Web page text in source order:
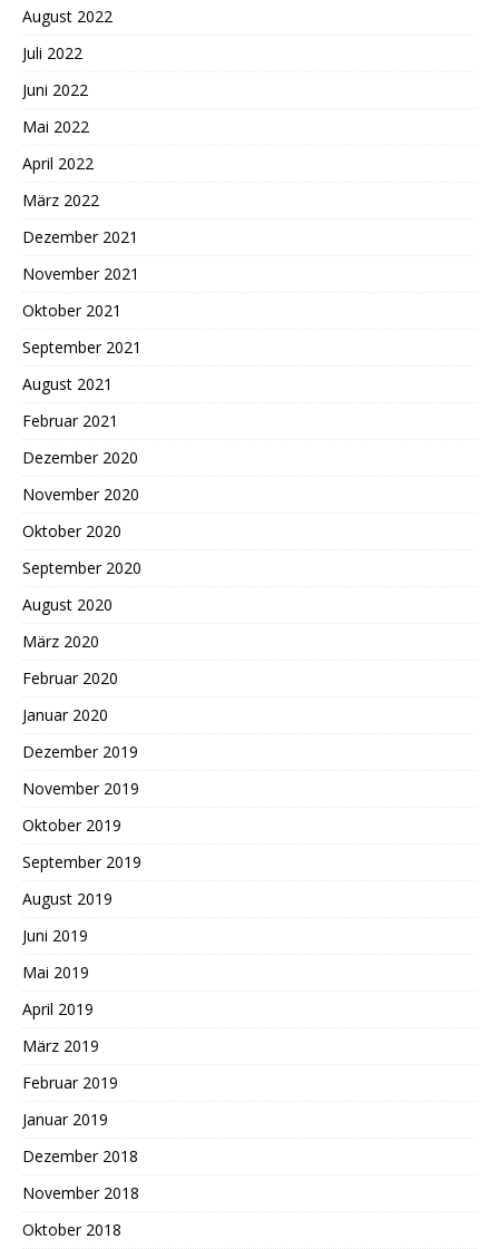
August 2022
Juli 2022
Juni 2022
Mai 2022
April 2022
März 2022
Dezember 2021
November 2021
Oktober 2021
September 2021
August 2021
Februar 2021
Dezember 2020
November 2020
Oktober 2020
September 2020
August 2020
März 2020
Februar 2020
Januar 2020
Dezember 2019
November 2019
Oktober 2019
September 2019
August 2019
Juni 2019
Mai 2019
April 2019
März 2019
Februar 2019
Januar 2019
Dezember 2018
November 2018
Oktober 2018